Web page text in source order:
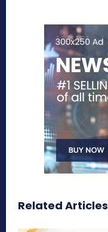
Related Articles